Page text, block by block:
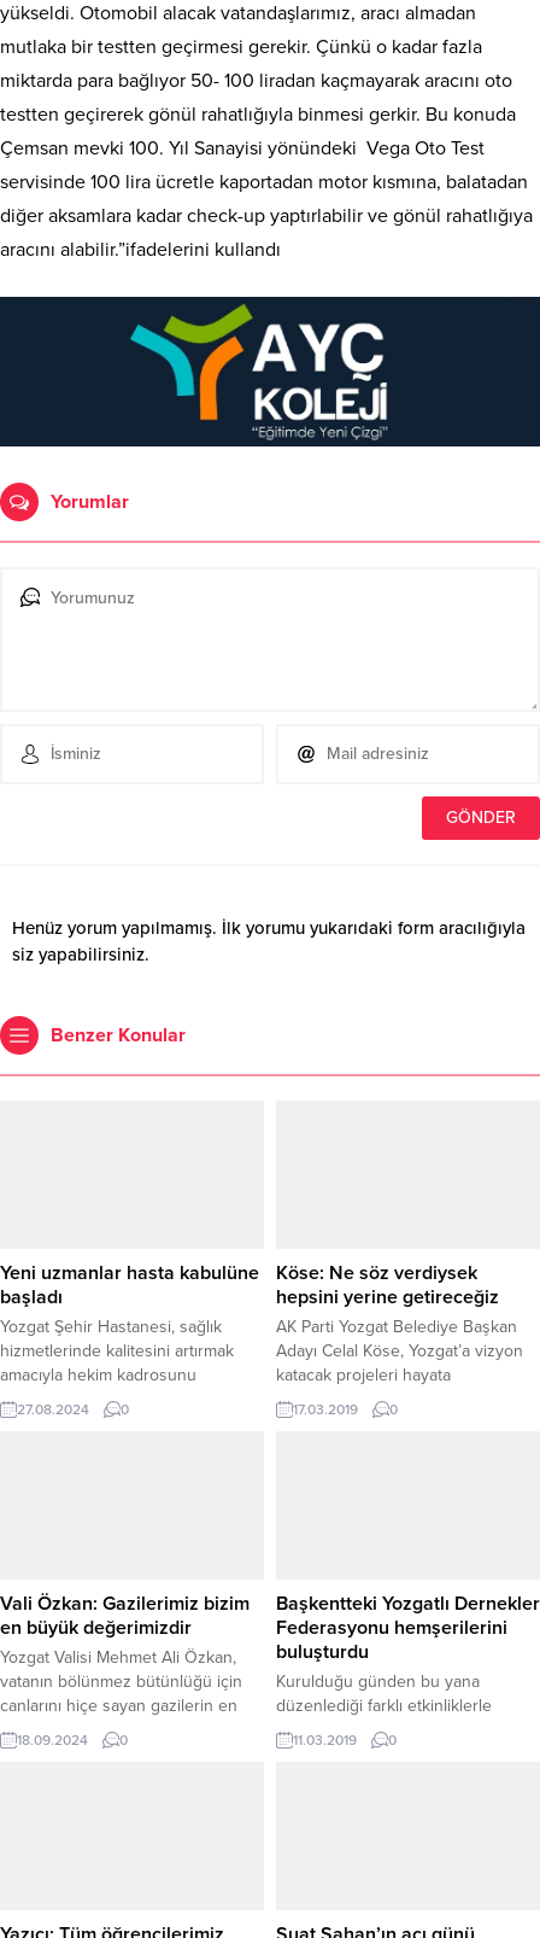
yükseldi. Otomobil alacak vatandaşlarımız, aracı almadan
mutlaka bir testten geçirmesi gerekir. Çünkü o kadar fazla
miktarda para bağlıyor 50- 100 liradan kaçmayarak aracını oto
testten geçirerek gönül rahatlığıyla binmesi gerkir. Bu konuda
Çemsan mevki 100. Yıl Sanayisi yönündeki Vega Oto Test
servisinde 100 lira ücretle kaportadan motor kısmına, balatadan
diğer aksamlara kadar check-up yaptırlabilir ve gönül rahatlığıya
aracını alabilir.”ifadelerini kullandı
Yorumlar
Henüz yorum yapılmamış. İlk yorumu yukarıdaki form aracılığıyla
siz yapabilirsiniz.
Benzer Konular
Yeni uzmanlar hasta kabulüne
başladı
Yozgat Şehir Hastanesi, sağlık
hizmetlerinde kalitesini artırmak
amacıyla hekim kadrosunu
güçlendirmeye devam ediyor.
27.08.2024 0
Köse: Ne söz verdiysek
hepsini yerine getireceğiz
AK Parti Yozgat Belediye Başkan
Adayı Celal Köse, Yozgat’a vizyon
katacak projeleri hayata
geçireceklerini belirterek, “Seçim
vaadi değil biz ne söz verdiysek
17.03.2019 0
Vali Özkan: Gazilerimiz bizim
en büyük değerimizdir
Yozgat Valisi Mehmet Ali Özkan,
vatanın bölünmez bütünlüğü için
canlarını hiçe sayan gazilerin en
büyük değerleri olduğunu söyledi.
18.09.2024 0
Başkentteki Yozgatlı Dernekler
Federasyonu hemşerilerini
buluşturdu
Kurulduğu günden bu yana
düzenlediği farklı etkinliklerle
Yozgatlıları bir araya getiren
Başkentteki Yozgatlı Dernekler
11.03.2019 0